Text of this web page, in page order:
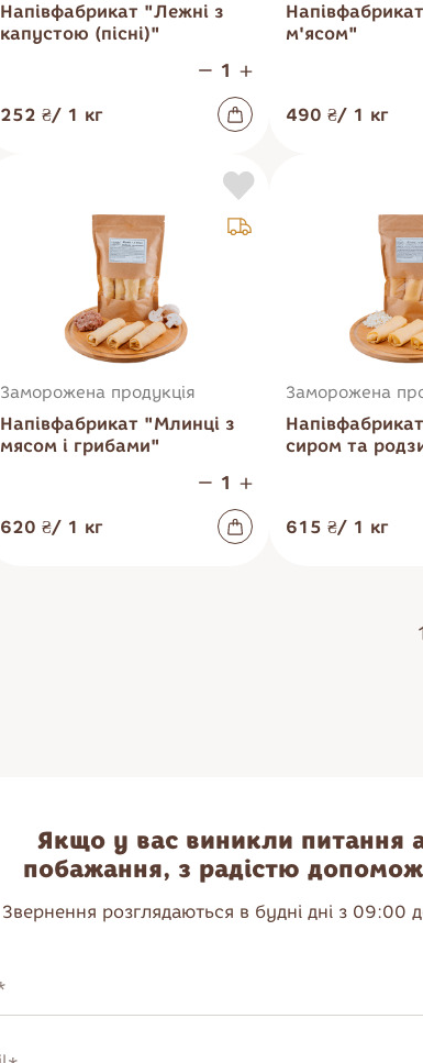
Напівфабрикат "Лежні з
капустою (пісні)"
252 ₴/ 1 кг
м'ясом"
490 ₴/ 1 кг
Заморожена продукція
Напівфабрикат "Млинці з
мясом і грибами"
620 ₴/ 1 кг
Заморожена
сиром та
615 ₴/ 1 кг
Якщо у вас виникли питання
побажання, з радістю
Звернення розглядаються в будні дні з 09:00
Нагадати пароль
Увійти